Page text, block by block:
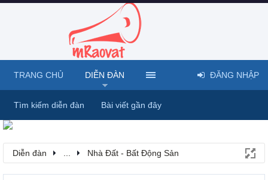
Diễn đàn Nhà Đất - Bất Động Sản
TRANG CHỦ DIỄN ĐÀN
Tìm kiếm diễn đàn Bài viết gần đây
ĐĂNG NHẬP